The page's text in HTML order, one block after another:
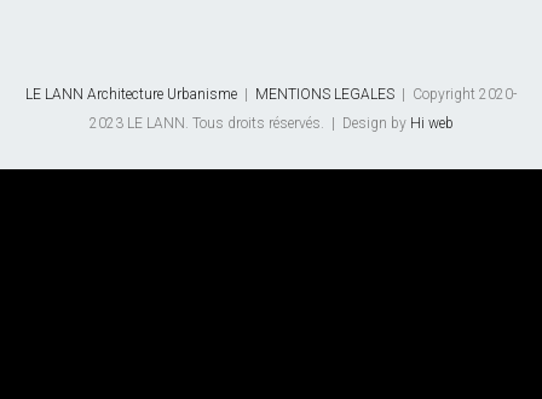
LE LANN Architecture Urbanisme MENTIONS LEGALES | Copyright 2020-
2023 LE LANN. Tous droits réservés. | Design by Hi web